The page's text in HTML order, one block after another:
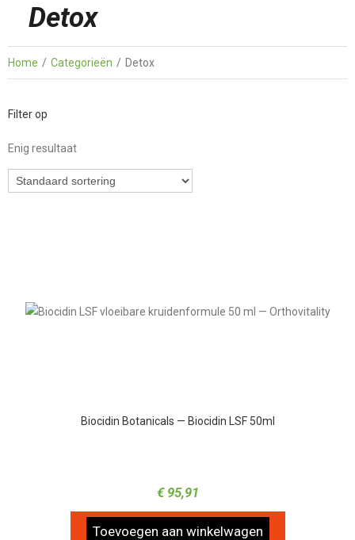
Detox
Home Categorieën Detox
Filter op
Enig resultaat
Biocidin Botanicals — Biocidin LSF 50ml
€95,91
Toevoegen aan winkelwagen